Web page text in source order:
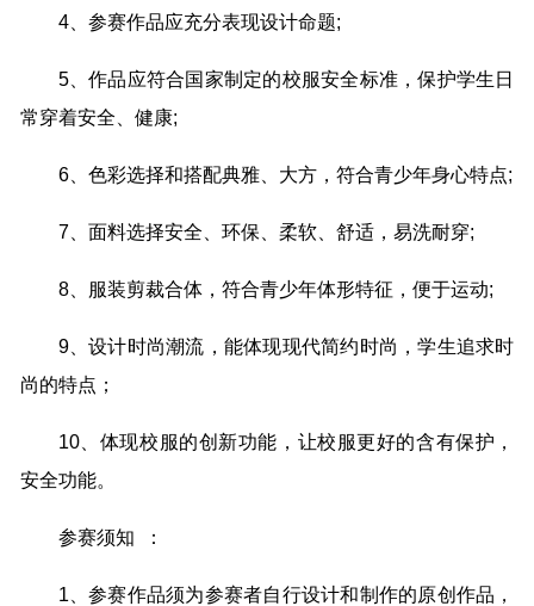
4、参赛作品应充分表现设计命题;
5、作品应符合国家制定的校服安全标准，保护学生日
常穿着安全、健康;
6、色彩选择和搭配典雅、大方，符合青少年身心特点;
7、面料选择安全、环保、柔软、舒适，易洗耐穿;
8、服装剪裁合体，符合青少年体形特征，便于运动;
9、设计时尚潮流，能体现现代简约时尚，学生追求时
尚的特点；
10、体现校服的创新功能，让校服更好的含有保护，
安全功能。
参赛须知 ：
1、参赛作品须为参赛者自行设计和制作的原创作品，